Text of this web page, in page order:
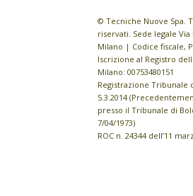
© Tecniche Nuove Spa.
riservati. Sede legale Via
Milano | Codice fiscale,
Iscrizione al Registro
Milano: 00753480151
Registrazione Tribunale
5.3.2014
presso il Tribunale di
7/04/1973)
ROC n. 24344 dell’11